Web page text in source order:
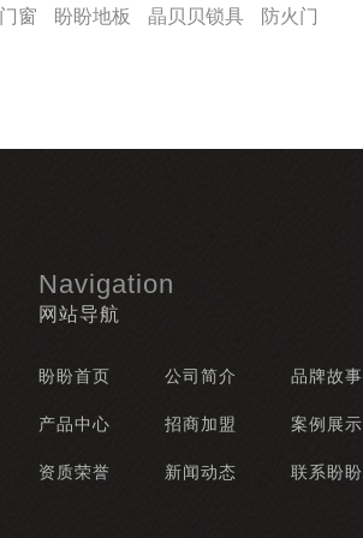
窗 盼盼地板 晶贝贝锁具 防火门
Navigation
网站导航
盼盼首页 公司简介 品牌故事
产品中心 招商加盟 案例展示
资质荣誉 新闻动态 联系盼盼